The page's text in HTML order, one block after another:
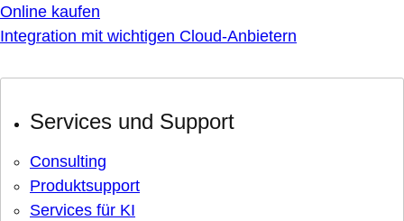
Online kaufen
Integration mit wichtigen Cloud-Anbietern
Services und Support
Consulting
Produktsupport
Services für KI